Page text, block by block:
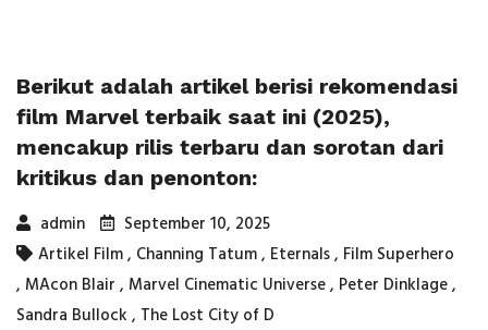
Berikut adalah artikel berisi rekomendasi
film Marvel terbaik saat ini (2025),
mencakup rilis terbaru dan sorotan dari
kritikus dan penonton:
admin
September 10, 2025
Artikel Film, Channing Tatum, Eternals, Film Superhero
, MAcon Blair , Marvel Cinematic Universe, Peter Dinklage,
Sandra Bullock , The Lost City of D